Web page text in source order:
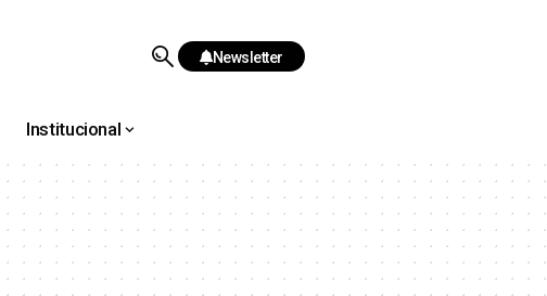
Newsletter
Institucional